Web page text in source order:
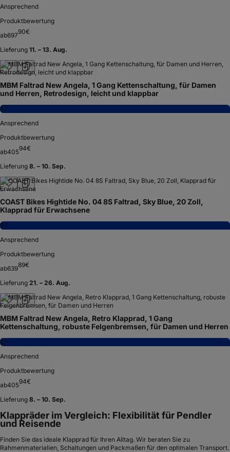
Ansprechend
Produktbewertung
ab69790€
Lieferung 11. – 13. Aug.
MBM Faltrad New Angela, 1 Gang Kettenschaltung, für Damen
und Herren, Retrodesign, leicht und klappbar
6,1
Ansprechend
Produktbewertung
ab40594€
Lieferung 8. – 10. Sep.
COAST Bikes Hightide No. 04 8S Faltrad, Sky Blue, 20 Zoll,
Klapprad für Erwachsene
6,1
Ansprechend
Produktbewertung
ab63989€
Lieferung 21. – 26. Aug.
MBM Faltrad New Angela, Retro Klapprad, 1 Gang
Kettenschaltung, robuste Felgenbremsen, für Damen und Herren
6,1
Ansprechend
Produktbewertung
ab40594€
Lieferung 8. – 10. Sep.
Klappräder im Vergleich: Flexibilität für Pendler
und Reisende
Finden Sie das ideale Klapprad für Ihren Alltag. Wir beraten Sie zu
Rahmenmaterialien, Schaltungen und Packmaßen für den optimalen Transport.